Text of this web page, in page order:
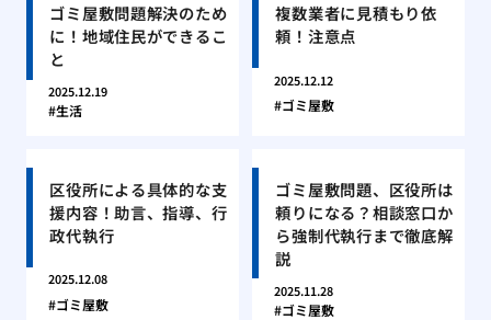
ゴミ屋敷問題解決のため
に！地域住民ができるこ
と
2025.12.19
生活
複数業者に見積もり依
頼！注意点
2025.12.12
ゴミ屋敷
区役所による具体的な支
援内容！助言、指導、行
政代執行
2025.12.08
ゴミ屋敷
ゴミ屋敷問題、区役所は
頼りになる？相談窓口か
ら強制代執行まで徹底解
説
2025.11.28
ゴミ屋敷